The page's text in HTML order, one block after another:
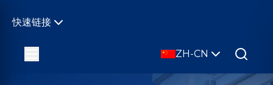
快速链接
ZH-CN